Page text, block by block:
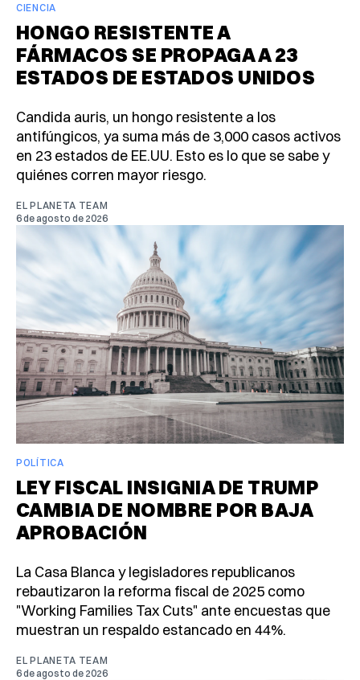
CIENCIA
HONGO RESISTENTE A
FÁRMACOS SE PROPAGA A 23
ESTADOS DE ESTADOS UNIDOS
Candida auris, un hongo resistente a los
antifúngicos, ya suma más de 3,000 casos activos
en 23 estados de EE.UU. Esto es lo que se sabe y
quiénes corren mayor riesgo.
EL PLANETA TEAM
6 de agosto de 2026
POLÍTICA
LEY FISCAL INSIGNIA DE TRUMP
CAMBIA DE NOMBRE POR BAJA
APROBACIÓN
La Casa Blanca y legisladores republicanos
rebautizaron la reforma fiscal de 2025 como
"Working Families Tax Cuts" ante encuestas que
muestran un respaldo estancado en 44%.
EL PLANETA TEAM
6 de agosto de 2026